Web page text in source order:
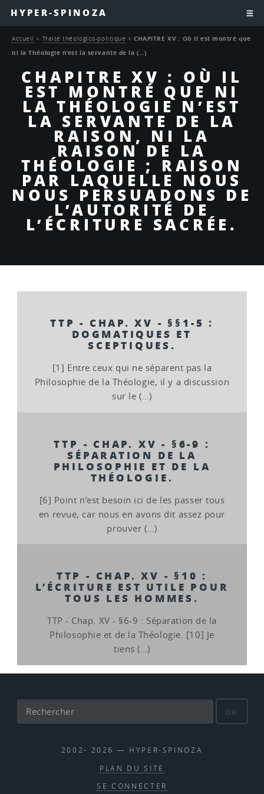
HYPER-SPINOZA
CHAPITRE XV : OÙ IL
EST MONTRÉ QUE NI
LA THÉOLOGIE N’EST
LA SERVANTE DE LA
RAISON, NI LA
RAISON DE LA
THÉOLOGIE ; RAISON
PAR LAQUELLE NOUS
NOUS PERSUADONS DE
L’AUTORITÉ DE
L’ÉCRITURE SACRÉE.
Accueil > Traité théologico-politique >CHAPITRE XV : Où il est montré que
ni la Théologie n’est la servante de la (…)
TTP - CHAP. XV - §§1-5 :
DOGMATIQUES ET
SCEPTIQUES.
[1] Entre ceux qui ne séparent pas la
Philosophie de la Théologie, il y a discussion
sur le (…)
TTP - CHAP. XV - §6-9 :
SÉPARATION DE LA
PHILOSOPHIE ET DE LA
THÉOLOGIE.
[6] Point n’est besoin ici de les passer tous
en revue, car nous en avons dit assez pour
prouver (…)
TTP - CHAP. XV - §10 :
L’ÉCRITURE EST UTILE POUR
TOUS LES HOMMES.
TTP - Chap. XV - §6-9 : Séparation de la
Philosophie et de la Théologie. [10] Je
tiens (…)
OK
2002- 2026 — HYPER-SPINOZA
PLAN DU SITE
SE CONNECTER